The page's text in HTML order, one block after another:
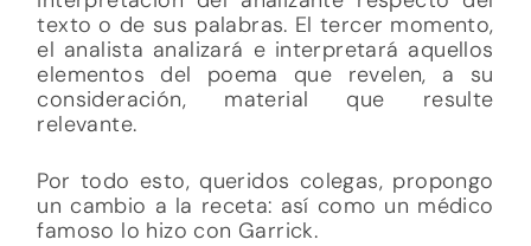
texto o de sus palabras. El tercer momento,
el analista analizará e interpretará aquellos
elementos del poema que revelen, a su
consideración, material que resulte
relevante.
Por todo esto, queridos colegas, propongo
un cambio a la receta: así como un médico
famoso lo hizo con Garrick.